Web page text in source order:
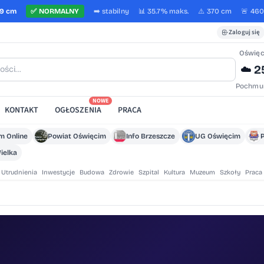
cm ✅ NORMALNY ➡️ stabilny 📊 35.7% maks. ⚠️ 370 cm 🚨
Zaloguj się
☁️
KONTAKT OGŁOSZENIA
NOWE
PRACA
Online Powiat Oświęcim Info Brzeszcze UG Oświęcim
Utrudnienia Inwestycje Budowa Zdrowie Szpital Kultura Muzeum Szkoły Praca